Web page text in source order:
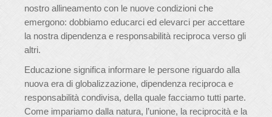
nostro allineamento con le nuove condizioni che
emergono: dobbiamo educarci ed elevarci per accettare
la nostra dipendenza e responsabilità reciproca verso gli
altri.
Educazione significa informare le persone riguardo alla
nuova era di globalizzazione, dipendenza reciproca e
responsabilità condivisa, della quale facciamo tutti parte.
Come impariamo dalla natura, l’unione, la reciprocità e la